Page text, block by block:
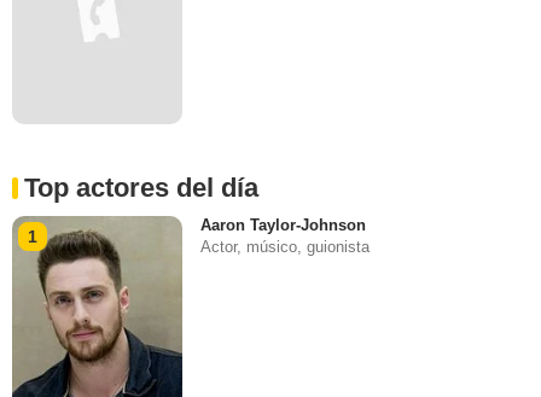
Top actores del día
1
Aaron Taylor-Johnson
Actor, músico, guionista